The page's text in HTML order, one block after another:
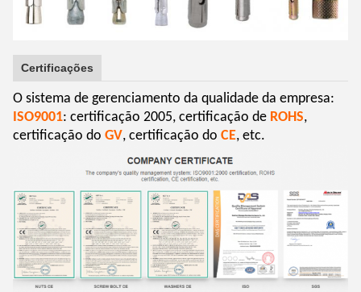
Certificações
O sistema de gerenciamento da qualidade da empresa:
ISO9001: certificação 2005, certificação de ROHS,
certificação do GV, certificação do CE, etc.